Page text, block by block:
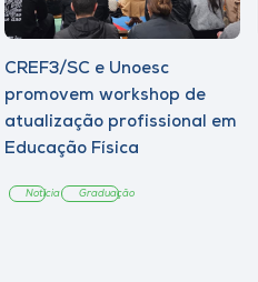
CREF3/SC e Unoesc
promovem workshop de
atualização profissional em
Educação Física
Notícia Graduação